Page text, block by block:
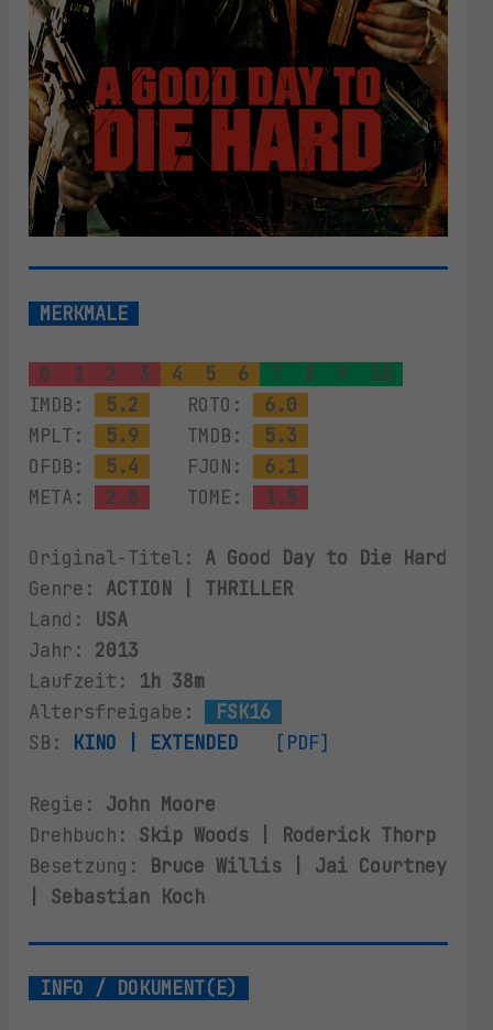
MERKMALE
0 1 2 3 4 5 6 7 8 9
10
IMDB:
5.2 ROTO:
6.0
MPLT:
5.9 TMDB:
5.3
OFDB:
5.4 FJON:
6.1
META:
2.8 TOME: 1.5
Original-Titel: A Good Day to Die Hard
Genre: ACTION | THRILLER
Land: USA
Jahr: 2013
Laufzeit: 1h 38m
Altersfreigabe:
FSK16
SB: KINO | EXTENDED [PDF]
Regie: John Moore
Drehbuch: Skip Woods | Roderick Thorp
Besetzung: Bruce Willis | Jai Courtney
| Sebastian Koch
INFO / DOKUMENT(E)